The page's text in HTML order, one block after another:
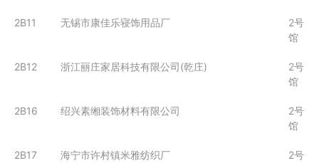
2B11 无锡市康佳乐寝饰用品厂
2号
馆
2B12 浙江丽庄家居科技有限公司(乾庄)
2号
馆
2B16 绍兴素缃装饰材料有限公司
2号
馆
2B17 海宁市许村镇米雅纺织厂
2号